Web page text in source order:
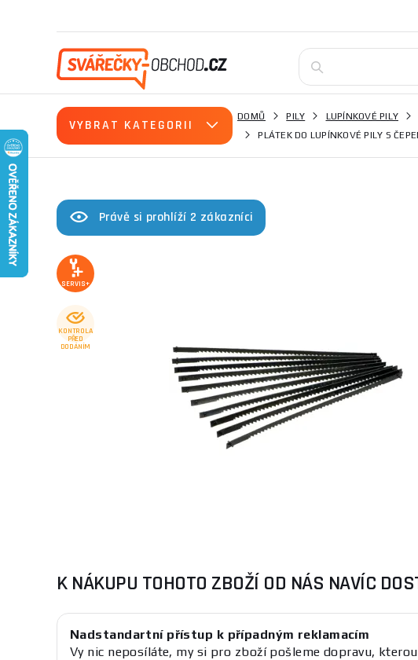
VYBRAT KATEGORII
DOMŮ PILY LUPÍNKOVÉ PILY
PLÁTEK DO LUPÍNKOVÉ PILY S
Právě si prohlíží 2 zákazníci
SERVIS+
KONTROLA
PŘED
DODÁNÍM
K NÁKUPU TOHOTO ZBOŽÍ OD NÁS NAVÍC
Nadstandartní přístup k případným reklamacím
Vy nic neposíláte, my si pro zboží pošleme dopravu,